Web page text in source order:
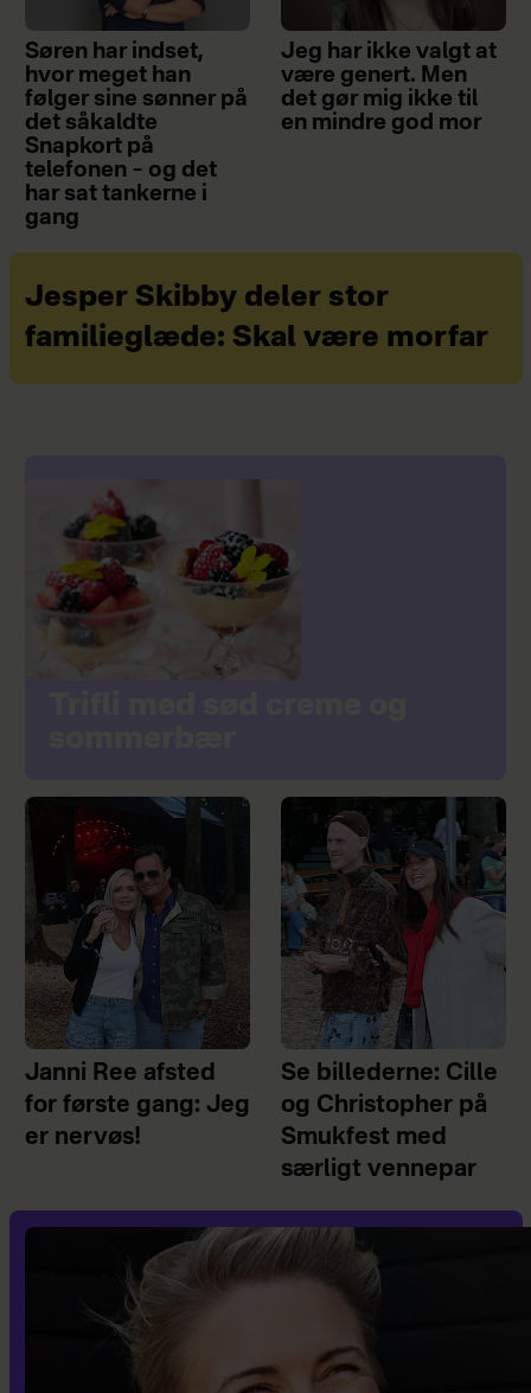
Søren har indset,
hvor meget han
følger sine sønner på
det såkaldte
Snapkort på
telefonen – og det
har sat tankerne i
gang
Jeg har ikke valgt at
være genert. Men
det gør mig ikke til
en mindre god mor
Jesper Skibby deler stor
familieglæde: Skal være morfar
Janni Ree afsted
for første gang: Jeg
er nervøs!
Se billederne: Cille
og Christopher på
Smukfest med
særligt vennepar